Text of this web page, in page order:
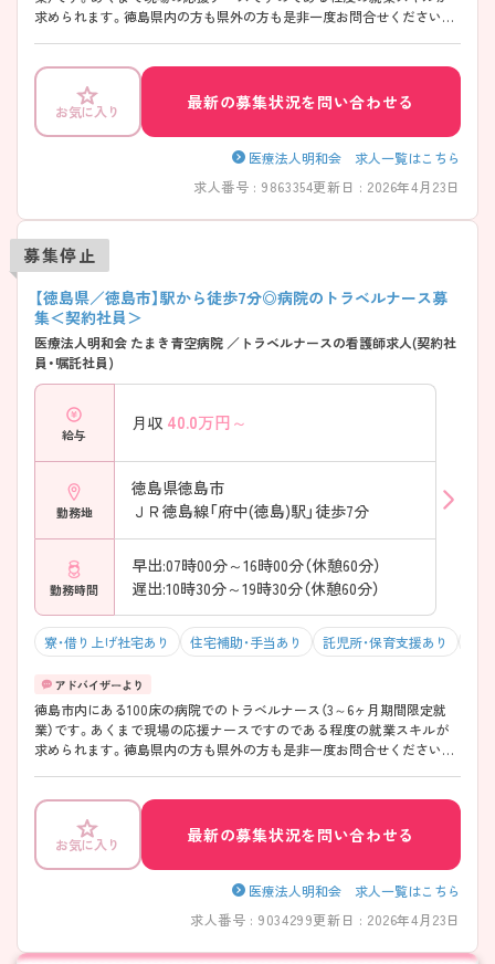
求められます。徳島県内の方も県外の方も是非一度お問合せください。
たまき青空病院に到着します♪山と海に囲まれながらも徳島県の県庁所
在地ですので生活には困らないエリアです。
お気に入り
最新の募集状況を問い合わせる
医療法人明和会 求人一覧はこちら
求人番号 : 9863354更新日 : 2026年4月23日
募集停止
【徳島県／徳島市】駅から徒歩7分◎病院のトラベルナース募
集＜契約社員＞
医療法人明和会 たまき青空病院 ／トラベルナースの看護師求人(契約社
員・嘱託社員)
給与
月収 40.0万円～
勤務地
徳島県徳島市
ＪＲ徳島線「府中(徳島)駅」徒歩7分
勤務時間
早出:07時00分～16時00分（休憩60分）
遅出:10時30分～19時30分（休憩60分）
寮・借り上げ社宅あり 住宅補助・手当あり 託児所・保育支援あり
徳島市内にある100床の病院でのトラベルナース（3～6ヶ月期間限定就
業）です。あくまで現場の応援ナースですのである程度の就業スキルが
求められます。徳島県内の方も県外の方も是非一度お問合せください。
たまき青空病院に到着します♪山と海に囲まれながらも徳島県の県庁所
在地ですので生活には困らないエリアです。
お気に入り
最新の募集状況を問い合わせる
医療法人明和会 求人一覧はこちら
求人番号 : 9034299更新日 : 2026年4月23日